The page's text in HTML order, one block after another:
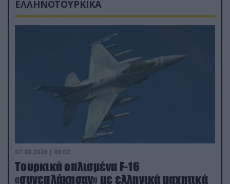
ΕΛΛΗΝΟΤΟΥΡΚΙΚΑ
07.08.2026 | 00:02
Τουρκικά οπλισμένα F-16
«συνεπλάκησαν» με ελληνικά μαχητικά